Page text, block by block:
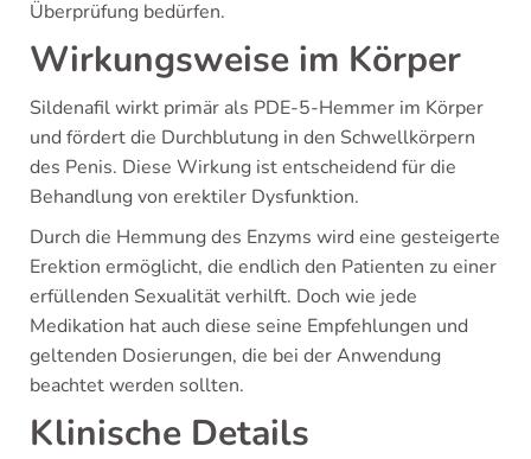
Überprüfung bedürfen.
Wirkungsweise im Körper
Sildenafil wirkt primär als PDE-5-Hemmer im Körper
und fördert die Durchblutung in den Schwellkörpern
des Penis. Diese Wirkung ist entscheidend für die
Behandlung von erektiler Dysfunktion.
Durch die Hemmung des Enzyms wird eine gesteigerte
Erektion ermöglicht, die endlich den Patienten zu einer
erfüllenden Sexualität verhilft. Doch wie jede
Medikation hat auch diese seine Empfehlungen und
geltenden Dosierungen, die bei der Anwendung
beachtet werden sollten.
Klinische Details